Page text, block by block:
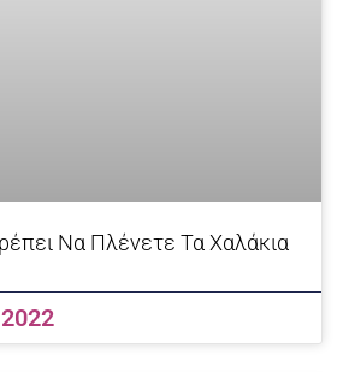
Να Πλένετε Τα Χαλάκια